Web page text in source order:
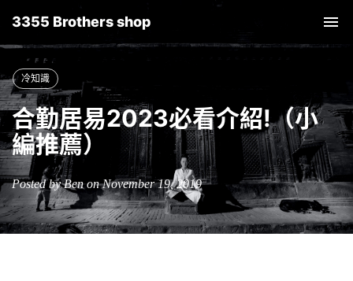
3355 Brothers shop
冷知識
合勤居易2023必看介紹!（小
編推薦）
Posted by Ben on November 19, 2019